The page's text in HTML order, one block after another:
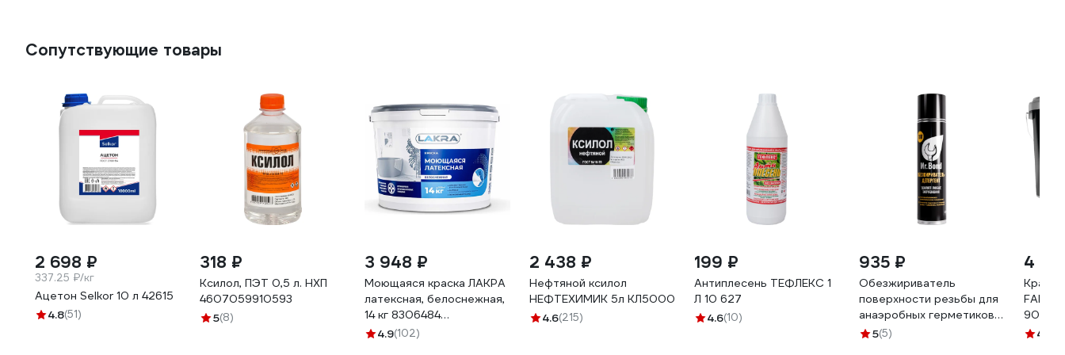
Сопутствующие товары
2 698 ₽
337.25 ₽/кг
Ацетон Selkor 10 л 42615
4.8(51)
318 ₽
Ксилол, ПЭТ 0,5 л. НХП
4607059910593
5(8)
3 948 ₽
Моющаяся краска ЛАКРА
латексная, белоснежная,
14 кг 8306484
ЛА-00000054
4.9(102)
2 438 ₽
Нефтяной ксилол
НЕФТЕХИМИК 5л КЛ5000
4.6(215)
199 ₽
Антиплесень ТЕФЛЕКС 1
Л 10 627
4.6(10)
935 ₽
Обезжириватель
поверхности резьбы для
анаэробных герметиков
Mr.Bond 700
5(5)
4
FARBE
9005,
4.5